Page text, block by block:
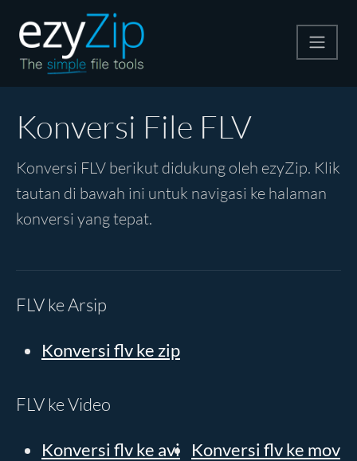
Konversi File FLV
Konversi FLV berikut didukung oleh ezyZip. Klik
tautan di bawah ini untuk navigasi ke halaman
konversi yang tepat.
FLV ke Arsip
Konversi flv ke zip
FLV ke Video
Konversi flv ke avi Konversi flv ke mov